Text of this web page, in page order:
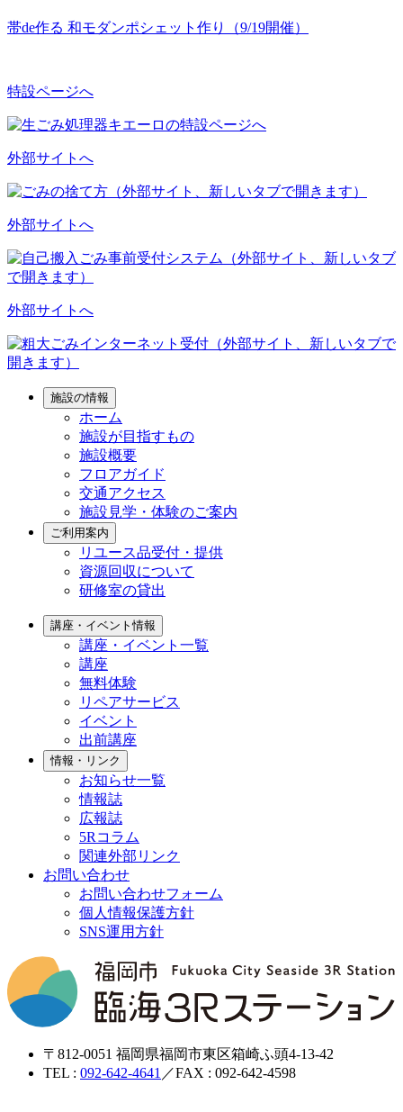
帯de作る 和モダンポシェット作り（9/19開催）
特設ページへ
外部サイトへ
外部サイトへ
外部サイトへ
施設の情報
ホーム
施設が目指すもの
施設概要
フロアガイド
交通アクセス
施設見学・体験のご案内
ご利用案内
リユース品受付・提供
資源回収について
研修室の貸出
講座・イベント情報
講座・イベント一覧
講座
無料体験
リペアサービス
イベント
出前講座
情報・リンク
お知らせ一覧
情報誌
広報誌
5Rコラム
関連外部リンク
お問い合わせ
お問い合わせフォーム
個人情報保護方針
SNS運用方針
〒812-0051 福岡県福岡市東区箱崎ふ頭4-13-42
TEL : 092-642-4641 ／FAX : 092-642-4598